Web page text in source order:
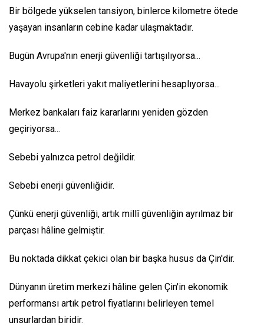
Bir bölgede yükselen tansiyon, binlerce kilometre ötede
yaşayan insanların cebine kadar ulaşmaktadır.
Bugün Avrupa'nın enerji güvenliği tartışılıyorsa...
Havayolu şirketleri yakıt maliyetlerini hesaplıyorsa...
Merkez bankaları faiz kararlarını yeniden gözden
geçiriyorsa...
Sebebi yalnızca petrol değildir.
Sebebi enerji güvenliğidir.
Çünkü enerji güvenliği, artık millî güvenliğin ayrılmaz bir
parçası hâline gelmiştir.
Bu noktada dikkat çekici olan bir başka husus da Çin'dir.
Dünyanın üretim merkezi hâline gelen Çin'in ekonomik
performansı artık petrol fiyatlarını belirleyen temel
unsurlardan biridir.